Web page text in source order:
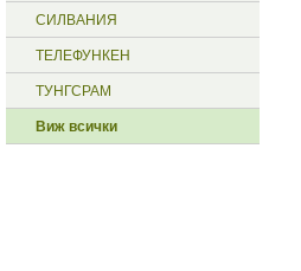
СИЛВАНИЯ
ТЕЛЕФУНКЕН
ТУНГСРАМ
Виж всички